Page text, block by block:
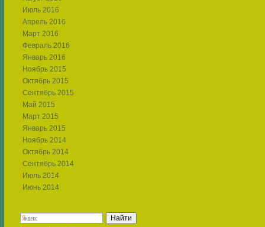
Июль 2016
Апрель 2016
Март 2016
Февраль 2016
Январь 2016
Ноябрь 2015
Октябрь 2015
Сентябрь 2015
Май 2015
Март 2015
Январь 2015
Ноябрь 2014
Октябрь 2014
Сентябрь 2014
Июль 2014
Июнь 2014